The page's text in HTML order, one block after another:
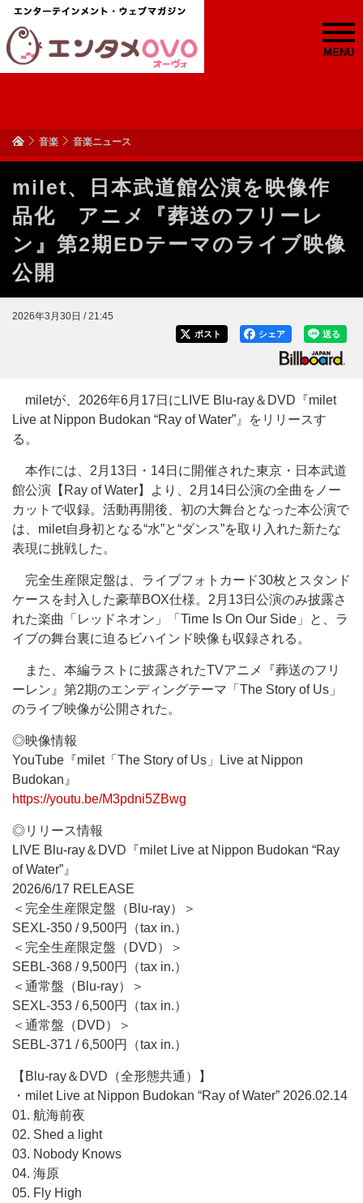
MENU
音楽 音楽ニュース
milet、日本武道館公演を映像作
品化 アニメ『葬送のフリーレ
ン』第2期EDテーマのライブ映像
公開
2026年3月30日 / 21:45
送る
シェア
ポスト
miletが、2026年6月17日にLIVE Blu-ray＆DVD『milet
Live at Nippon Budokan “Ray of Water”』をリリースす
る。
本作には、2月13日・14日に開催された東京・日本武道
館公演【Ray of Water】より、2月14日公演の全曲をノー
カットで収録。活動再開後、初の大舞台となった本公演で
は、milet自身初となる“水”と“ダンス”を取り入れた新たな
表現に挑戦した。
完全生産限定盤は、ライブフォトカード30枚とスタンド
ケースを封入した豪華BOX仕様。2月13日公演のみ披露さ
れた楽曲「レッドネオン」「Time Is On Our Side」と、ラ
イブの舞台裏に迫るビハインド映像も収録される。
また、本編ラストに披露されたTVアニメ『葬送のフリ
ーレン』第2期のエンディングテーマ「The Story of Us」
のライブ映像が公開された。
◎映像情報
YouTube『milet「The Story of Us」Live at Nippon
Budokan』
https://youtu.be/M3pdni5ZBwg
◎リリース情報
LIVE Blu-ray＆DVD『milet Live at Nippon Budokan “Ray
of Water”』
2026/6/17 RELEASE
＜完全生産限定盤（Blu-ray）＞
SEXL-350 / 9,500円（tax in.）
＜完全生産限定盤（DVD）＞
SEBL-368 / 9,500円（tax in.）
＜通常盤（Blu-ray）＞
SEXL-353 / 6,500円（tax in.）
＜通常盤（DVD）＞
SEBL-371 / 6,500円（tax in.）
【Blu-ray＆DVD（全形態共通）】
・milet Live at Nippon Budokan “Ray of Water” 2026.02.14
01. 航海前夜
02. Shed a light
03. Nobody Knows
04. 海原
05. Fly High